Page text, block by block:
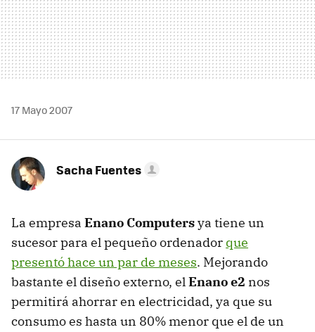
17 Mayo 2007
Sacha Fuentes
La empresa Enano Computersya tiene un
sucesor para el pequeño ordenador que
presentó hace un par de meses. Mejorando
bastante el diseño externo, elEnano e2 nos
permitirá ahorrar en electricidad, ya que su
consumo es hasta un 80% menor que el de un